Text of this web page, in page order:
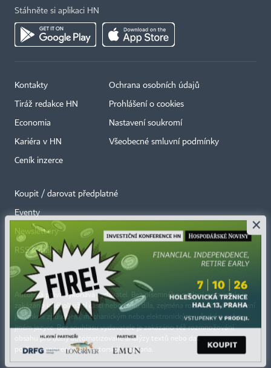
Stáhněte si aplikaci HN
Kontakty
Tiráž redakce HN
Economia
Kariéra v HN
Ceník inzerce
Ochrana osobních údajů
Prohlášení o cookies
Nastavení soukromí
Všeobecné smluvní podmínky
Koupit / darovat předplatné
Eventy
Newslettery
RSS kanály
Autorská práva vykonává vydavatel. Bez písemného svolení vydavatele je
zakázáno jakékoli užití částí nebo celku díla, zejména rozmnožování a šíření
jakýmkoli způsobem, mechanickým nebo elektronickým, v českém nebo
jiném jazyce. Bez souhlasu vydavatele je zakázáno též rozmnožování
obsahu pro účely automatizované analýzy textů nebo dat
podle ustanovení § 39c autorského zákona.
×